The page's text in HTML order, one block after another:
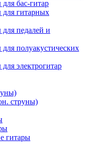
бас-гитар
гитарных
педалей и
полуакустических
электрогитар
струны)
гитары